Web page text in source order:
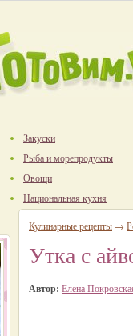
Закуски
Рыба и морепродукты
Овощи
Национальная кухня
Кулинарные рецепты →
Утка с
Автор: Елена